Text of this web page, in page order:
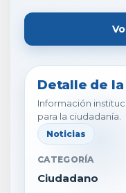
Detalle de
Información
para la ciudadanía.
Noticias
CATEGORÍA
Ciudadano